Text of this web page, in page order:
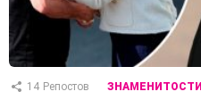
14 Репостов ЗНАМЕНИТОСТИ